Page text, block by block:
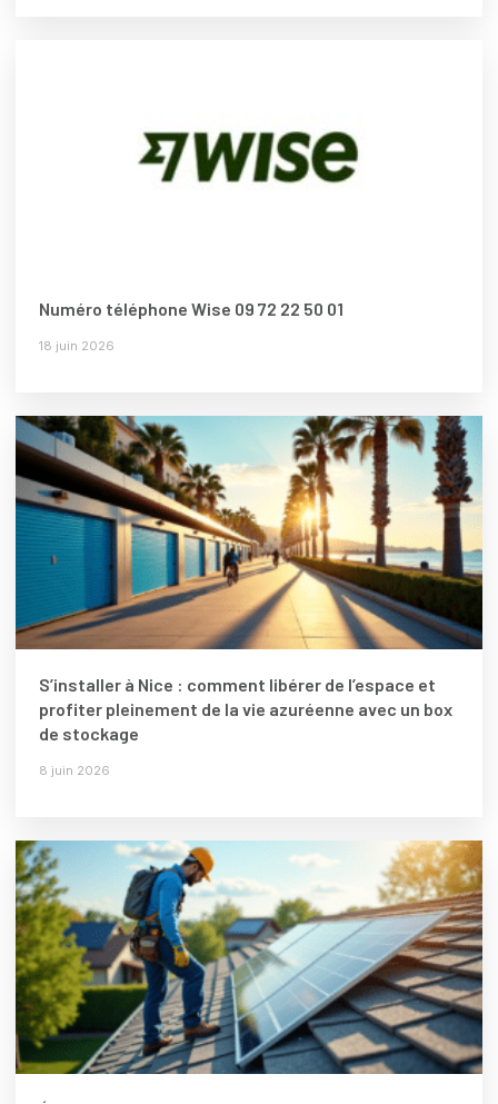
Numéro téléphone Wise 09 72 22 50 01
18 juin 2026
S’installer à Nice : comment libérer de l’espace et
profiter pleinement de la vie azuréenne avec un box
de stockage
8 juin 2026